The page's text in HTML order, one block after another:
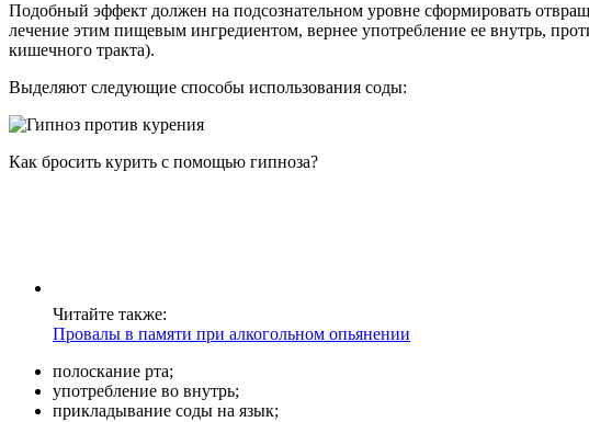
Подобный эффект должен на подсознательном уровне сформировать
лечение этим пищевым ингредиентом, вернее употребление ее внутрь,
кишечного тракта).
Выделяют следующие способы использования соды:
Как бросить курить с помощью гипноза?
Читайте также:
Провалы в памяти при алкогольном опьянении
полоскание рта;
употребление во внутрь;
прикладывание соды на язык;